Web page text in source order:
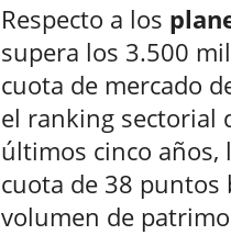
Respecto a los
supera los 3.500
cuota de mercado
el ranking sectorial
últimos cinco años,
cuota de 38 puntos
volumen de